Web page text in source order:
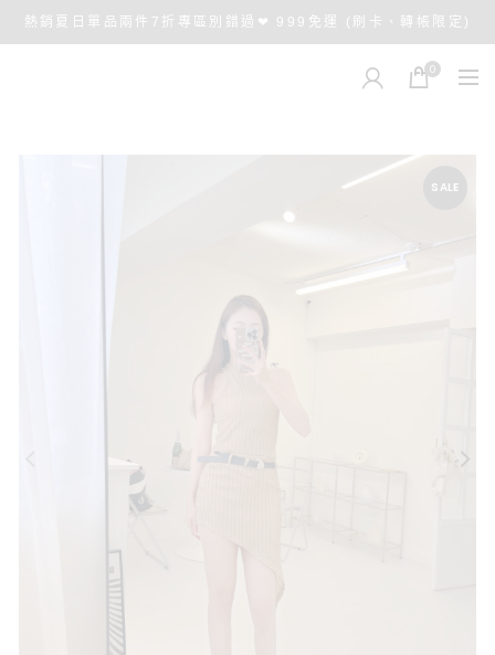
熱銷夏日單品兩件7折專區別錯過❤ 999免運 (刷卡、轉帳限定)
0
SALE